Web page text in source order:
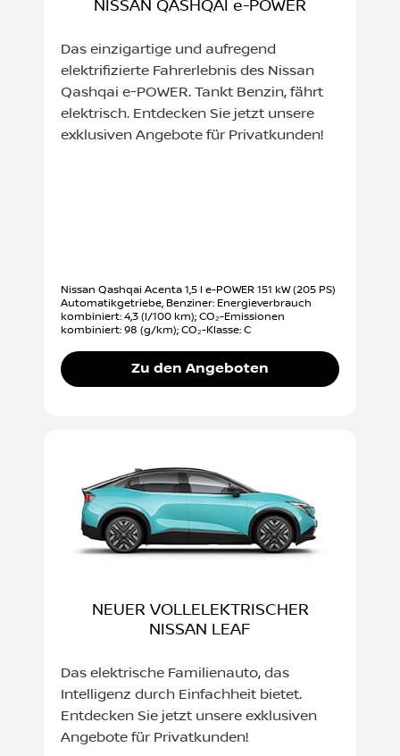
NISSAN QASHQAI e-POWER
Das einzigartige und aufregend
elektrifizierte Fahrerlebnis des Nissan
Qashqai e-POWER. Tankt Benzin, fährt
elektrisch. Entdecken Sie jetzt unsere
exklusiven Angebote für Privatkunden!
Nissan Qashqai Acenta 1,5 l e-POWER 151 kW (205 PS)
Automatikgetriebe, Benziner: Energieverbrauch
kombiniert: 4,3 (l/100 km); CO₂-Emissionen
kombiniert: 98 (g/km); CO₂-Klasse: C
Zu den Angeboten
NEUER VOLLELEKTRISCHER
NISSAN LEAF
Das elektrische Familienauto, das
Intelligenz durch Einfachheit bietet.
Entdecken Sie jetzt unsere exklusiven
Angebote für Privatkunden!